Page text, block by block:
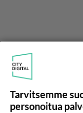
2024-02-27
Tarvitsemme
personoitua